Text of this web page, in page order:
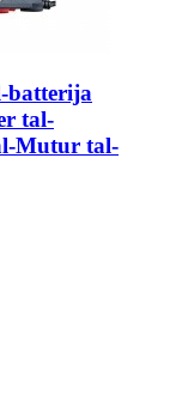
batterija
tal-
Mutur tal-